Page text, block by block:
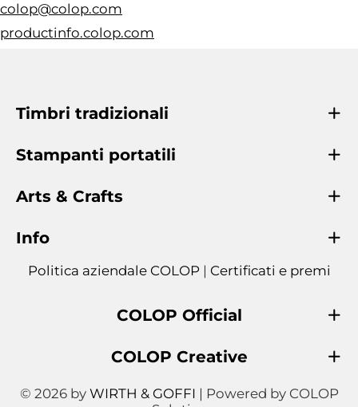
colop@colop.com
productinfo.colop.com
Timbri tradizionali
Stampanti portatili
Arts & Crafts
Info
Politica aziendale COLOP | Certificati e premi
COLOP Official
COLOP Creative
© 2026 by WIRTH & GOFFI | Powered by COLOP